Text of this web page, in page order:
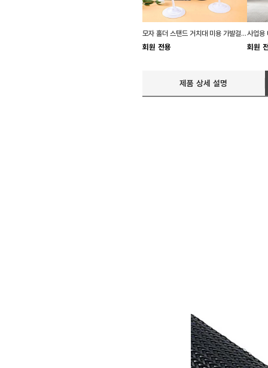
모자 홀더 스탠드 거치대 미용 가발걸이 진열대
회원 전용 회원
제품 상세 설명